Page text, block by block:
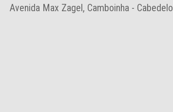
Avenida Max Zagel, Camboinha - Cabedelo